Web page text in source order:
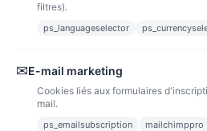
Notre société
filtres).
ps_languageselector
✉E-mail marketing
Cookies liés aux formulaires
mail.
ps_emailsubscription mailchimppro